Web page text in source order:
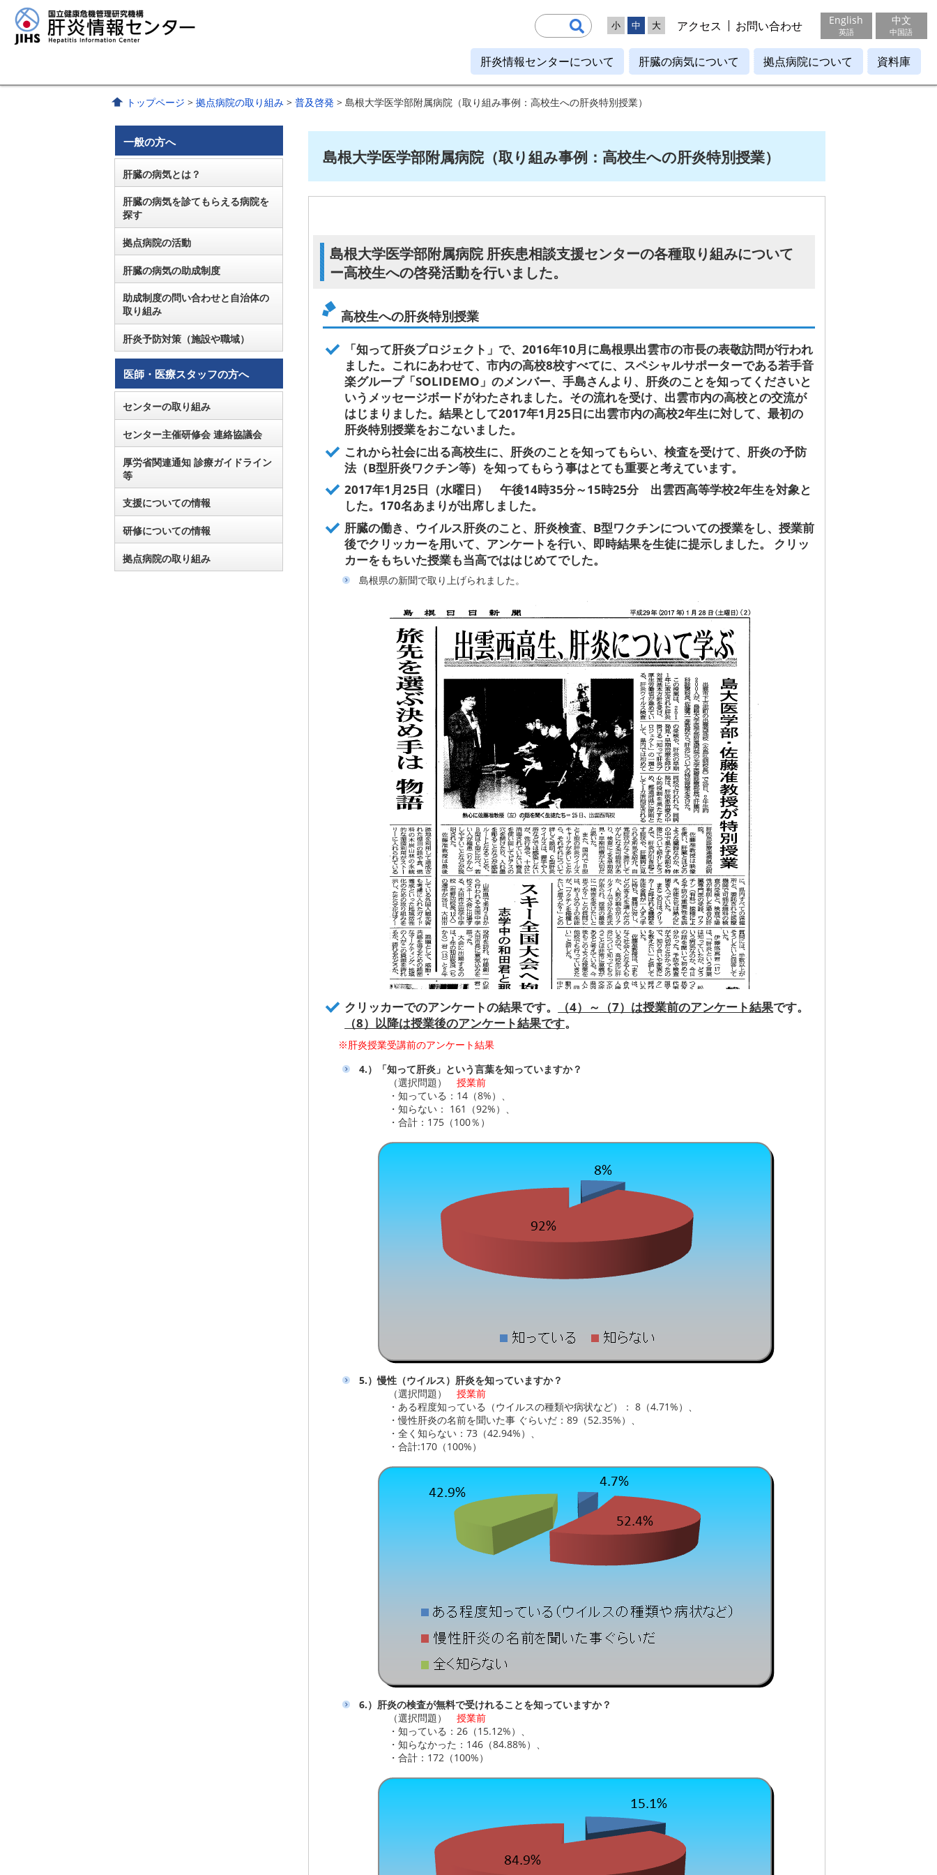
小 中 大 アクセス お問い合わせ English
英語
中文
中国語
肝炎情報センターについて 肝臓の病気について 拠点病院について 資料庫
トップページ >拠点病院の取り組み >普及啓発 > 島根大学医学部附属病院（取り組み事例：高校生への肝炎特別授業）
島根大学医学部附属病院（取り組み事例：高校生への肝炎特別授業）
島根大学医学部附属病院 肝疾患相談支援センターの各種取り組みについて
ー高校生への啓発活動を行いました。
高校生への肝炎特別授業
「知って肝炎プロジェクト」で、2016年10月に島根県出雲市の市長の表敬訪問が行われ
ました。これにあわせて、市内の高校8校すべてに、スペシャルサポーターである若手音
楽グループ「SOLIDEMO」のメンバー、手島さんより、肝炎のことを知ってくださいと
いうメッセージボードがわたされました。その流れを受け、出雲市内の高校との交流が
はじまりました。結果として2017年1月25日に出雲市内の高校2年生に対して、最初の
肝炎特別授業をおこないました。
これから社会に出る高校生に、肝炎のことを知ってもらい、検査を受けて、肝炎の予防
法（B型肝炎ワクチン等）を知ってもらう事はとても重要と考えています。
2017年1月25日（水曜日） 午後14時35分～15時25分 出雲西高等学校2年生を対象と
した。170名あまりが出席しました。
肝臓の働き、ウイルス肝炎のこと、肝炎検査、B型ワクチンについての授業をし、授業前
後でクリッカーを用いて、アンケートを行い、即時結果を生徒に提示しました。 クリッ
カーをもちいた授業も当高でははじめてでした。
島根県の新聞で取り上げられました。
クリッカーでのアンケートの結果です。 （4）～（7）は授業前のアンケート結果です。
（8）以降は授業後のアンケート結果です。
※肝炎授業受講前のアンケート結果
4.）「知って肝炎」という言葉を知っていますか？
（選択問題） 授業前
・知っている：14（8%）、
・知らない： 161（92%）、
・合計：175（100％）
5.）慢性（ウイルス）肝炎を知っていますか？
（選択問題） 授業前
・ある程度知っている（ウイルスの種類や病状など）： 8（4.71%）、
・慢性肝炎の名前を聞いた事 ぐらいだ：89（52.35%）、
・全く知らない：73（42.94%）、
・合計:170（100%）
6.）肝炎の検査が無料で受けれることを知っていますか？
（選択問題） 授業前
・知っている：26（15.12%）、
・知らなかった：146（84.88%）、
・合計：172（100%）
一般の方へ
肝臓の病気とは？
肝臓の病気を診てもらえる病院を
探す
拠点病院の活動
肝臓の病気の助成制度
助成制度の問い合わせと自治体の
取り組み
肝炎予防対策（施設や職域）
医師・医療スタッフの方へ
センターの取り組み
センター主催研修会 連絡協議会
厚労省関連通知 診療ガイドライン
等
支援についての情報
研修についての情報
拠点病院の取り組み